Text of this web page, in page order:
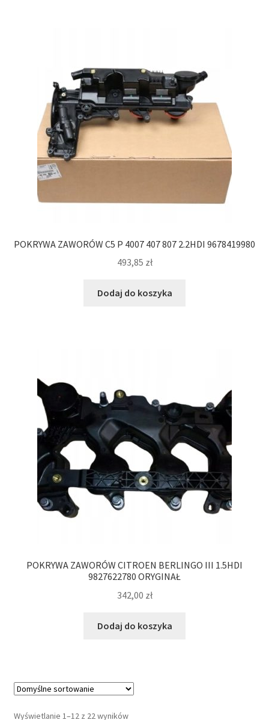
POKRYWA ZAWORÓW C5 P 4007 407 807 2.2HDI 9678419980
493,85 zł
Dodaj do koszyka
POKRYWA ZAWORÓW CITROEN BERLINGO III 1.5HDI
9827622780 ORYGINAŁ
342,00 zł
Dodaj do koszyka
Wyświetlanie 1–12 z 22 wyników